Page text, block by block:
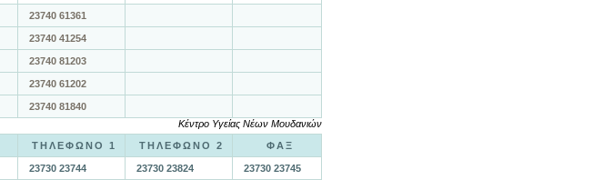
23740 61361
23740 41254
23740 81203
23740 61202
23740 81840
Κέντρο Υγείας Νέων Μουδανιών
ΤΗΛΕΦΩΝΟ 1 ΤΗΛΕΦΩΝΟ 2 ΦΑΞ
23730 23744 23730 23824 23730 23745